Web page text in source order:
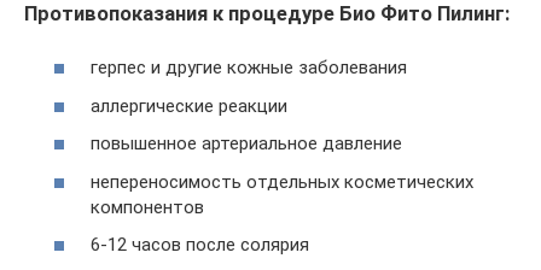
Противопоказания к процедуре Био Фито Пилинг:
герпес и другие кожные заболевания
аллергические реакции
повышенное артериальное давление
непереносимость отдельных косметических
компонентов
6-12 часов после солярия